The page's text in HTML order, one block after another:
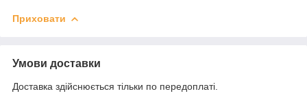
Приховати
Умови доставки
Доставка здійснюється тільки по передоплаті.